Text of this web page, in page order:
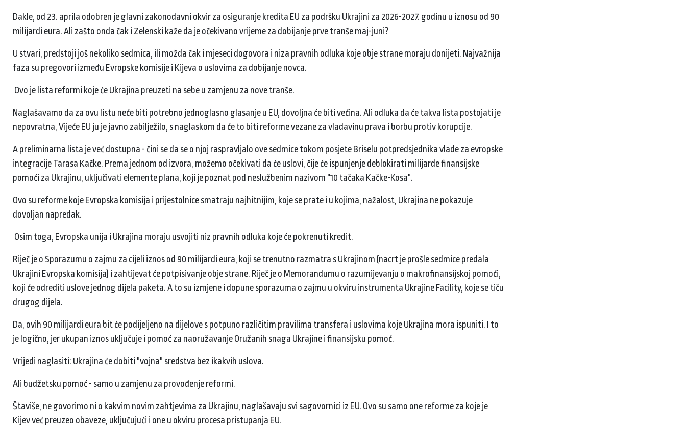
Dakle, od 23. aprila odobren je glavni zakonodavni okvir za osiguranje kredita EU za podršku Ukrajini za 2026-2027. godinu u iznosu od 90
milijardi eura. Ali zašto onda čak i Zelenski kaže da je očekivano vrijeme za dobijanje prve tranše maj-juni?
U stvari, predstoji još nekoliko sedmica, ili možda čak i mjeseci dogovora i niza pravnih odluka koje obje strane moraju donijeti. Najvažnija
faza su pregovori između Evropske komisije i Kijeva o uslovima za dobijanje novca.
Ovo je lista reformi koje će Ukrajina preuzeti na sebe u zamjenu za nove tranše.
Naglašavamo da za ovu listu neće biti potrebno jednoglasno glasanje u EU, dovoljna će biti većina. Ali odluka da će takva lista postojati je
nepovratna, Vijeće EU ju je javno zabilježilo, s naglaskom da će to biti reforme vezane za vladavinu prava i borbu protiv korupcije.
A preliminarna lista je već dostupna - čini se da se o njoj raspravljalo ove sedmice tokom posjete Briselu potpredsjednika vlade za evropske
integracije Tarasa Kačke. Prema jednom od izvora, možemo očekivati ​​da će uslovi, čije će ispunjenje deblokirati milijarde finansijske
pomoći za Ukrajinu, uključivati ​​elemente plana, koji je poznat pod neslužbenim nazivom "10 tačaka Kačke-Kosa".
Ovo su reforme koje Evropska komisija i prijestolnice smatraju najhitnijim, koje se prate i u kojima, nažalost, Ukrajina ne pokazuje
dovoljan napredak.
Osim toga, Evropska unija i Ukrajina moraju usvojiti niz pravnih odluka koje će pokrenuti kredit.
Riječ je o Sporazumu o zajmu za cijeli iznos od 90 milijardi eura, koji se trenutno razmatra s Ukrajinom (nacrt je prošle sedmice predala
Ukrajini Evropska komisija) i zahtijevat će potpisivanje obje strane. Riječ je o Memorandumu o razumijevanju o makrofinansijskoj pomoći,
koji će odrediti uslove jednog dijela paketa. A to su izmjene i dopune sporazuma o zajmu u okviru instrumenta Ukrajine Facility, koje se tiču
​​drugog dijela.
Da, ovih 90 milijardi eura bit će podijeljeno na dijelove s potpuno različitim pravilima transfera i uslovima koje Ukrajina mora ispuniti. I to
je logično, jer ukupan iznos uključuje i pomoć za naoružavanje Oružanih snaga Ukrajine i finansijsku pomoć.
Vrijedi naglasiti: Ukrajina će dobiti "vojna" sredstva bez ikakvih uslova.
Ali budžetsku pomoć - samo u zamjenu za provođenje reformi.
Štaviše, ne govorimo ni o kakvim novim zahtjevima za Ukrajinu, naglašavaju svi sagovornici iz EU. Ovo su samo one reforme za koje je
Kijev već preuzeo obaveze, uključujući i one u okviru procesa pristupanja EU.